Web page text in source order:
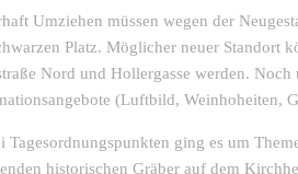
Umziehen müssen wegen der
Platz. Möglicher neuer Standort
Nord und Hollergasse werden.
(Luftbild, Weinhoheiten,
Tagesordnungspunkten ging es um
historischen Gräber auf dem